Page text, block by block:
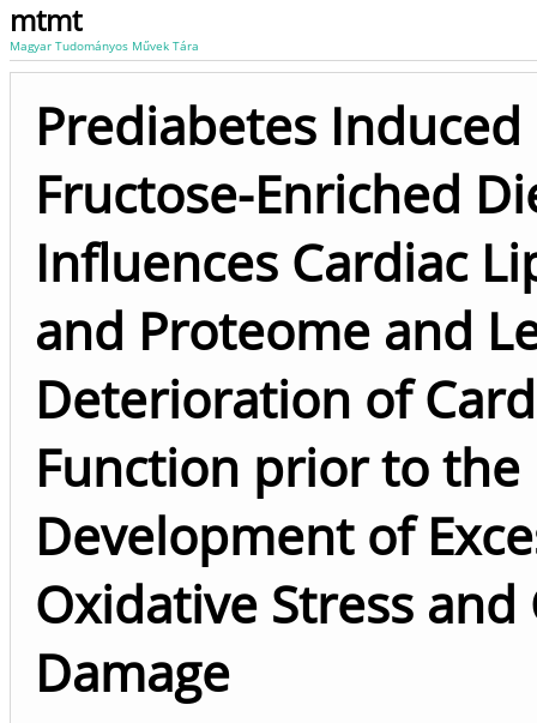
mtmt
Magyar Tudományos Művek Tára
Prediabetes Induced
Fructose-Enriched
Influences Cardiac
and Proteome and
Deterioration of
Function prior to the
Development of
Oxidative Stress and
Damage